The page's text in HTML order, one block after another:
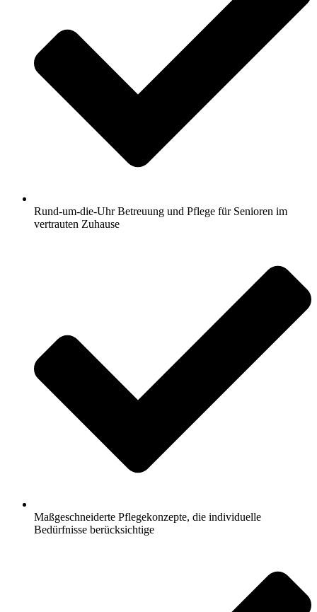
Rund-um-die-Uhr Betreuung und Pflege für Senioren im
vertrauten Zuhause
Maßgeschneiderte Pflegekonzepte, die individuelle
Bedürfnisse berücksichtige